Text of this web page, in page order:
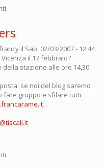
il Sab, 02/03/2007 - 12:44
il 17 febbraio?
stazione alle ore 14,30
se noi del blog saremo
fare gruppo e sfilare tutti